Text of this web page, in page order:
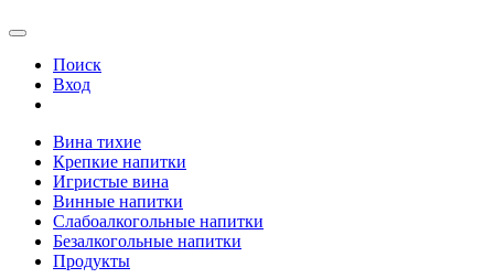
Поиск
Вход
Вина тихие
Крепкие напитки
Игристые вина
Винные напитки
Слабоалкогольные напитки
Безалкогольные напитки
Продукты